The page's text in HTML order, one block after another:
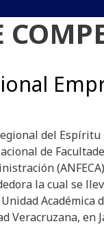
del
de
la cual se
Académica
Veracruzana, en